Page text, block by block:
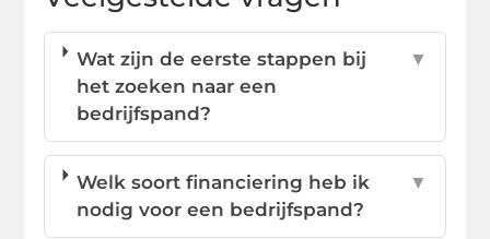
Wat zijn de eerste stappen bij
het zoeken naar een
bedrijfspand?
▼
Welk soort financiering heb ik
nodig voor een bedrijfspand?
▼